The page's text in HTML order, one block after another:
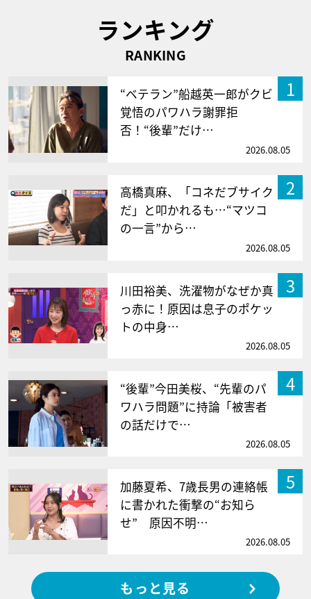
ランキング
RANKING
1
“ベテラン”船越英一郎がクビ
覚悟のパワハラ謝罪拒
否！“後輩”だけ…
2026.08.05
2
高橋真麻、「コネだブサイク
だ」と叩かれるも…“マツコ
の一言”から…
2026.08.05
3
川田裕美、洗濯物がなぜか真
っ赤に！原因は息子のポケッ
トの中身…
2026.08.05
4
“後輩”今田美桜、“先輩のパ
ワハラ問題”に持論「被害者
の話だけで…
2026.08.05
5
加藤夏希、7歳長男の連絡帳
に書かれた衝撃の“お知ら
せ” 原因不明…
2026.08.05
もっと見る